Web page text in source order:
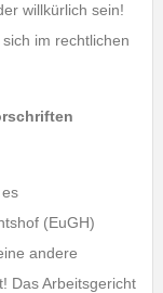
willkürlich sein!
im rechtlichen
(EuGH)
andere
Das Arbeitsgericht